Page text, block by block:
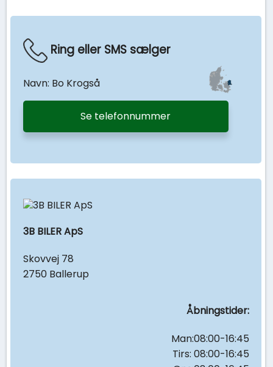
Ring eller SMS sælger
Navn: Bo Krogså
Se telefonnummer
3B BILER ApS
Skovvej 78
2750 Ballerup
Åbningstider:
Man:08:00-16:45
Tirs: 08:00-16:45